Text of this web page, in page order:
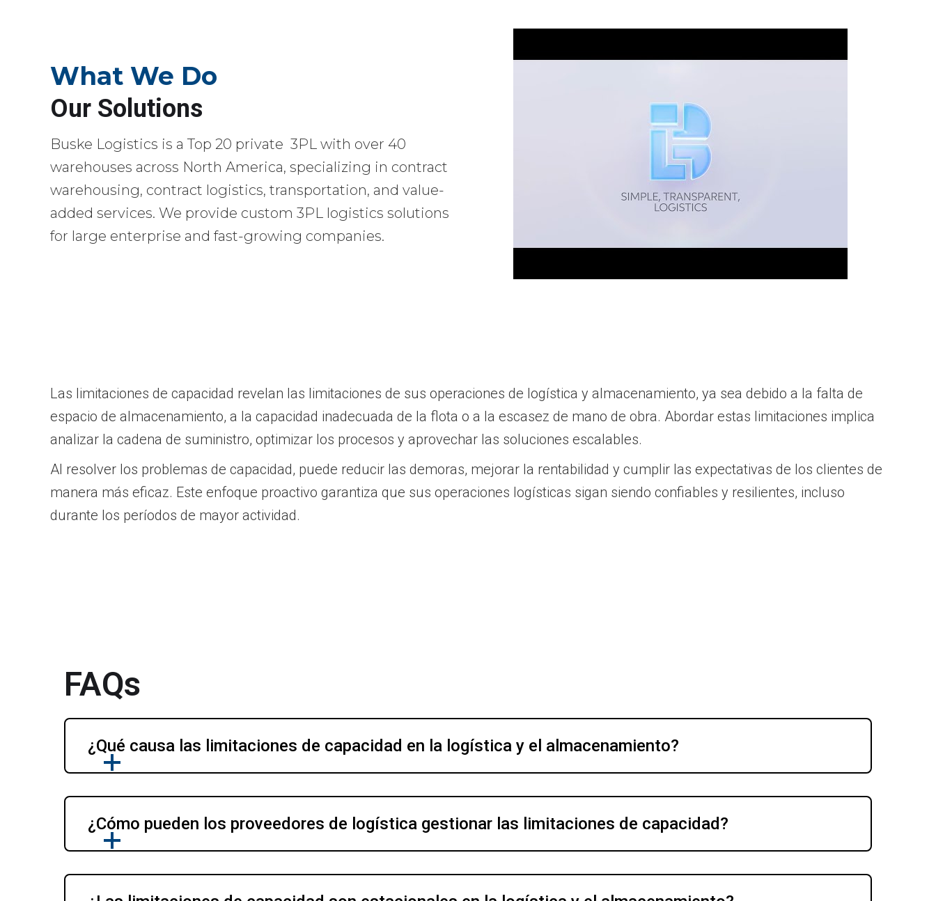
What We Do
Our Solutions
Buske Logistics is a Top 20 private 3PL with over 40
warehouses across North America, specializing in contract
warehousing, contract logistics, transportation, and value-
added services. We provide custom 3PL logistics solutions
for large enterprise and fast-growing companies.
Las limitaciones de capacidad revelan las limitaciones de sus operaciones de logística y almacenamiento, ya sea debido a la falta de
espacio de almacenamiento, a la capacidad inadecuada de la flota o a la escasez de mano de obra. Abordar estas limitaciones implica
analizar la cadena de suministro, optimizar los procesos y aprovechar las soluciones escalables.
Al resolver los problemas de capacidad, puede reducir las demoras, mejorar la rentabilidad y cumplir las expectativas de los clientes de
manera más eficaz. Este enfoque proactivo garantiza que sus operaciones logísticas sigan siendo confiables y resilientes, incluso
durante los períodos de mayor actividad.
FAQs
¿Qué causa las limitaciones de capacidad en la logística y el almacenamiento?
¿Cómo pueden los proveedores de logística gestionar las limitaciones de capacidad?